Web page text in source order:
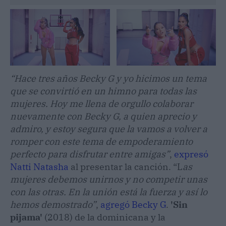
“Hace tres años Becky G y yo hicimos un tema
que se convirtió en un himno para todas las
mujeres. Hoy me llena de orgullo colaborar
nuevamente con Becky G, a quien aprecio y
admiro, y estoy segura que la vamos a volver a
romper con este tema de empoderamiento
perfecto para disfrutar entre amigas”, expresó
Natti Natasha al presentar la canción. “Las
mujeres debemos unirnos y no competir unas
con las otras. En la unión está la fuerza y así lo
hemos demostrado”, agregó Becky G. 'Sin
pijama' (2018) de la dominicana y la